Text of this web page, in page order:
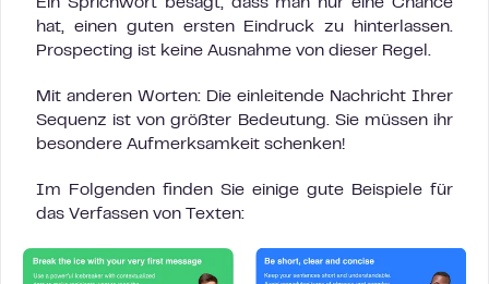
Ein Sprichwort besagt, dass man nur eine Chance
hat, einen guten ersten Eindruck zu hinterlassen.
Prospecting ist keine Ausnahme von dieser Regel.
Mit anderen Worten: Die einleitende Nachricht Ihrer
Sequenz ist von größter Bedeutung. Sie müssen ihr
besondere Aufmerksamkeit schenken!
Im Folgenden finden Sie einige gute Beispiele für
das Verfassen von Texten: